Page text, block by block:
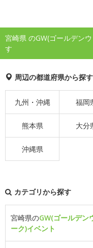
宮崎県 のGW(ゴールデン
す
周辺の都道府県から探す
九州・沖縄 福岡
熊本県 大分
沖縄県
カテゴリから探す
宮崎県のGW(ゴールデン
ーク)イベント